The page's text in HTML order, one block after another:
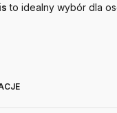
to idealny wybór dla